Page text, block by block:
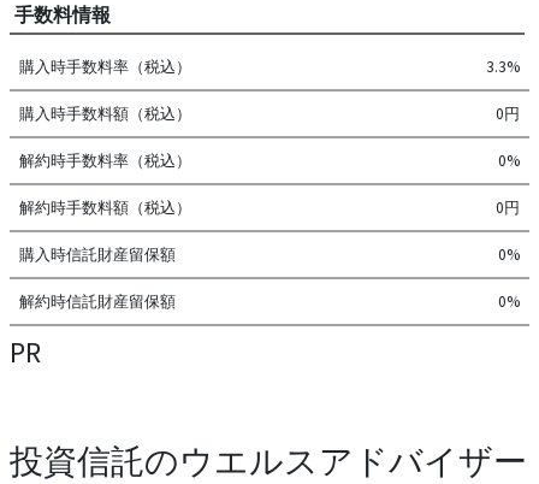
手数料情報
購入時手数料率（税込） 3.3%
購入時手数料額（税込） 0円
解約時手数料率（税込） 0%
解約時手数料額（税込） 0円
購入時信託財産留保額 0%
解約時信託財産留保額 0%
PR
投資信託のウエルスアドバイザー